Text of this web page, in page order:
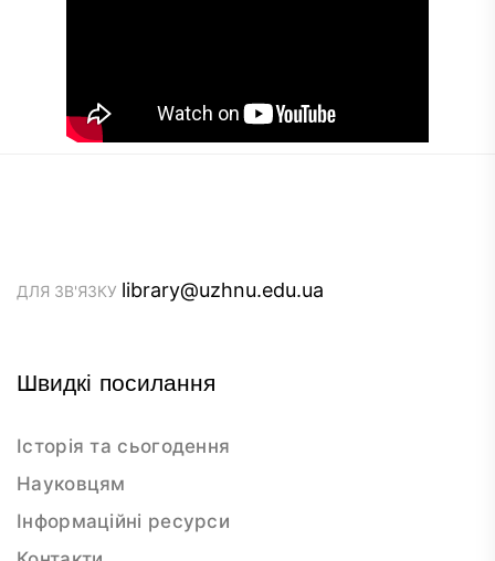
ДЛЯ ЗВ'ЯЗКУ library@uzhnu.edu.ua
Швидкі посилання
Історія та сьогодення
Науковцям
Інформаційні ресурси